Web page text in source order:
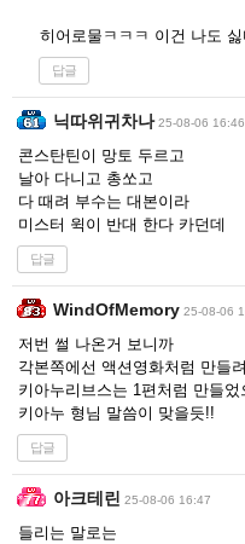
히어로물ㅋㅋㅋ 이건 나도 싫
답글
닉따위귀차나 25-08-06 16:46
콘스탄틴이 망토 두르고
날아 다니고 총쏘고
다 때려 부수는 대본이라
미스터 윅이 반대 한다 카던데
답글
WindOfMemory 25-08-06
저번 썰 나온거 보니까
각본쪽에선 액션영화처럼 만들
키아누리브스는 1편처럼 만들
키아누 형님 말씀이 맞을듯!!
답글
아크테린 25-08-06 16:47
들리는 말로는